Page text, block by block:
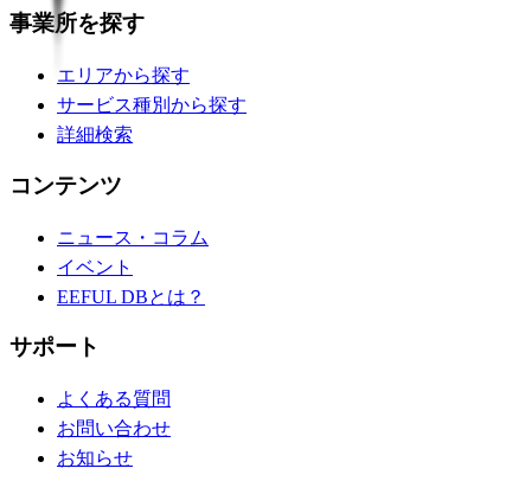
事業所を探す
エリアから探す
サービス種別から探す
詳細検索
コンテンツ
ニュース・コラム
イベント
EEFUL DBとは？
サポート
よくある質問
お問い合わせ
お知らせ